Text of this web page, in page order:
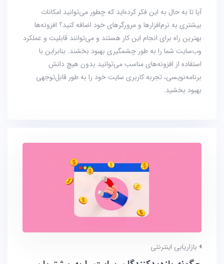
آیا تا به حال به این فکر کرده‌اید که چطور می‌توانید امکانات
بیشتری به نرم‌افزارها و مرورگرهای خود اضافه کنید؟ افزونه‌ها
بهترین راه برای انجام این کار هستند و می‌توانند قابلیت‌ و عملکرد
وب‌‌سایت شما را به طور چشمگیری بهبود بخشند. بنابراین با
استفاده از افزونه‌های مناسب می‌توانید بدون هیچ دانش
برنامه‌نویسی، تجربه کاربری سایت خود را به طور قابل‌توجهی
بهبود بخشید.
بازاریابی اینترنتی